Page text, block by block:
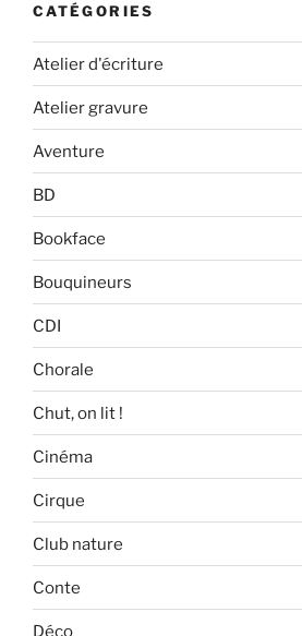
CATÉGORIES
Atelier d'écriture
Atelier gravure
Aventure
BD
Bookface
Bouquineurs
CDI
Chorale
Chut, on lit !
Cinéma
Cirque
Club nature
Conte
Déco